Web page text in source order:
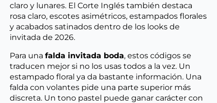
claro y lunares. El Corte Inglés también destaca
rosa claro, escotes asimétricos, estampados florales
y acabados satinados dentro de los looks de
invitada de 2026.
Para una falda invitada boda, estos códigos se
traducen mejor si no los usas todos a la vez. Un
estampado floral ya da bastante información. Una
falda con volantes pide una parte superior más
discreta. Un tono pastel puede ganar carácter con